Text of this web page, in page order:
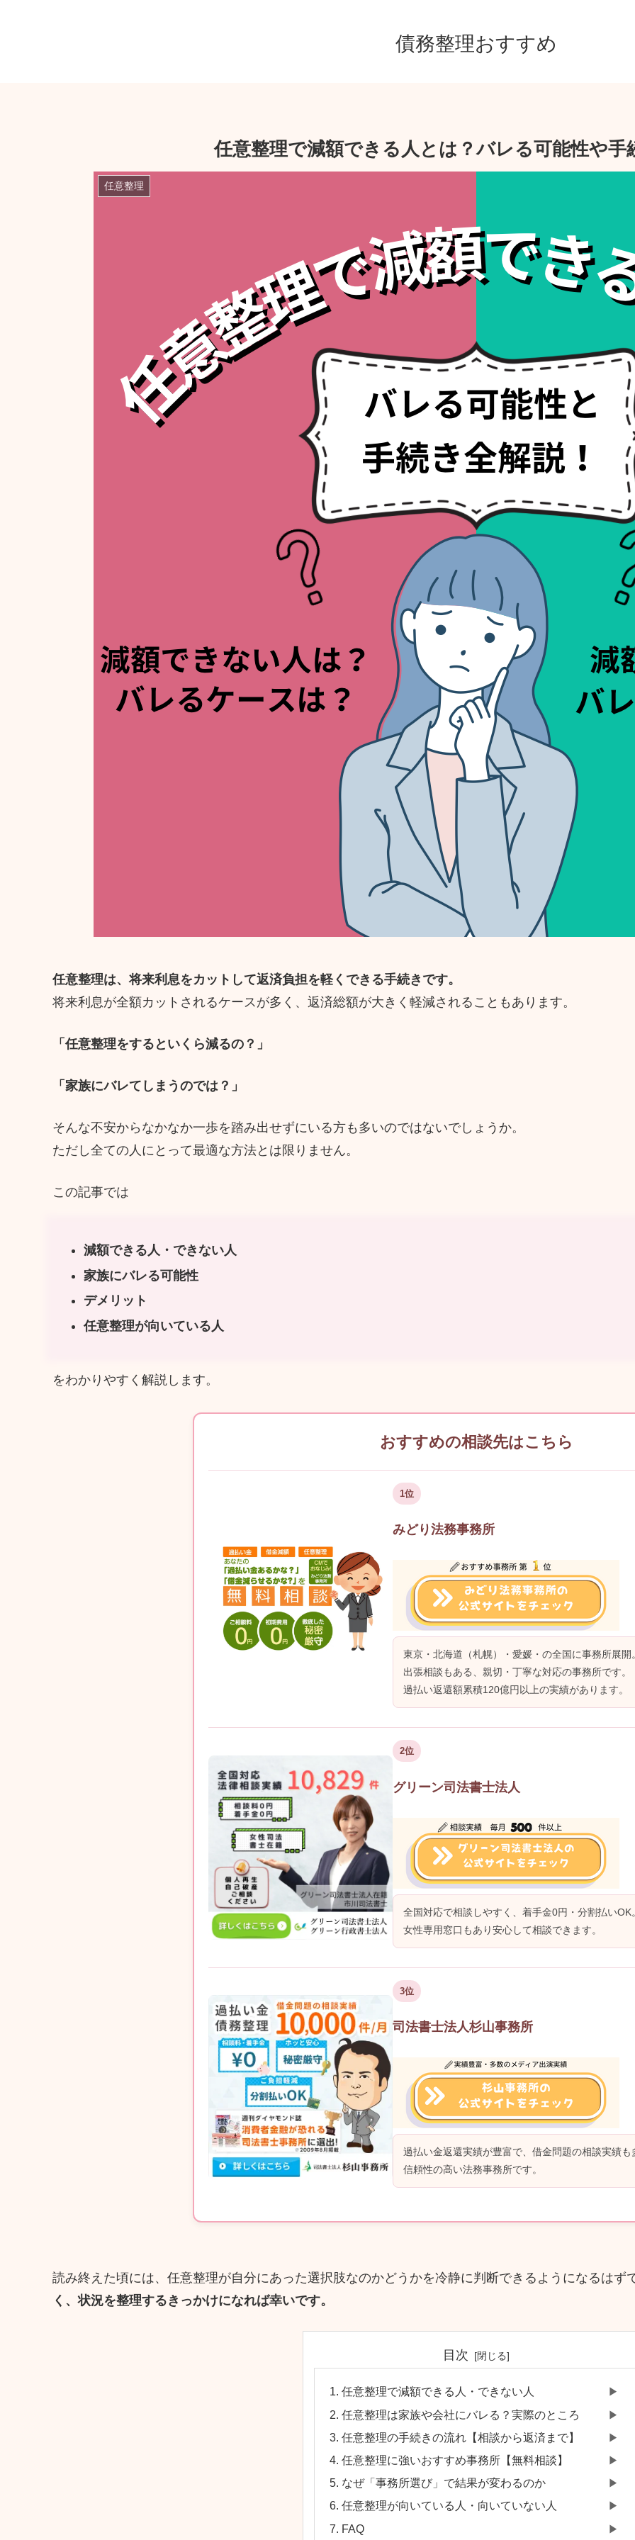
債務整理おすすめ
任意整理で減額できる人とは？バレる可能性や手
任意整理
任意整理は、将来利息をカットして返済負担を軽くできる手続きです。
将来利息が全額カットされるケースが多く、返済総額が大きく軽減されることもあります。
「任意整理をするといくら減るの？」
「家族にバレてしまうのでは？」
そんな不安からなかなか一歩を踏み出せずにいる方も多いのではないでしょうか。
ただし全ての人にとって最適な方法とは限りません。
この記事では
減額できる人・できない人
家族にバレる可能性
デメリット
任意整理が向いている人
をわかりやすく解説します。
おすすめの相談先はこちら
1位
みどり法務事務所
東京・北海道（札幌）・愛媛・の全国に事務所展開
出張相談もある、親切・丁寧な対応の事務所です。
過払い返還額累積120億円以上の実績があります。
2位
グリーン司法書士法人
全国対応で相談しやすく、着手金0円・分割払いOK
女性専用窓口もあり安心して相談できます。
3位
司法書士法人杉山事務所
過払い金返還実績が豊富で、借金問題の相談実績も
信頼性の高い法務事務所です。
読み終えた頃には、任意整理が自分にあった選択肢なのかどうかを冷静に判断できるようになるはず
く、状況を整理するきっかけになれば幸いです。
目次
任意整理で減額できる人・できない人
任意整理は家族や会社にバレる？実際のところ
任意整理の手続きの流れ【相談から返済まで】
任意整理に強いおすすめ事務所【無料相談】
なぜ「事務所選び」で結果が変わるのか
任意整理が向いている人・向いていない人
FAQ